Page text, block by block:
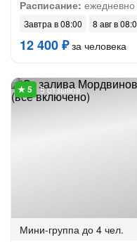
Расписание:
Завтра в 08:00 8 авг в
12 400 ₽за человека
5 отзывов
Мини-группа до 4 чел.